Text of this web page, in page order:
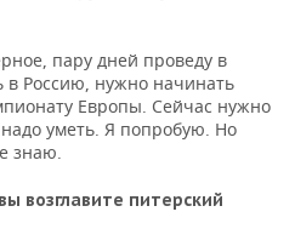
пару дней проведу в
в Россию, нужно начинать
Европы. Сейчас нужно
уметь. Я попробую. Но
знаю.
возглавите питерский